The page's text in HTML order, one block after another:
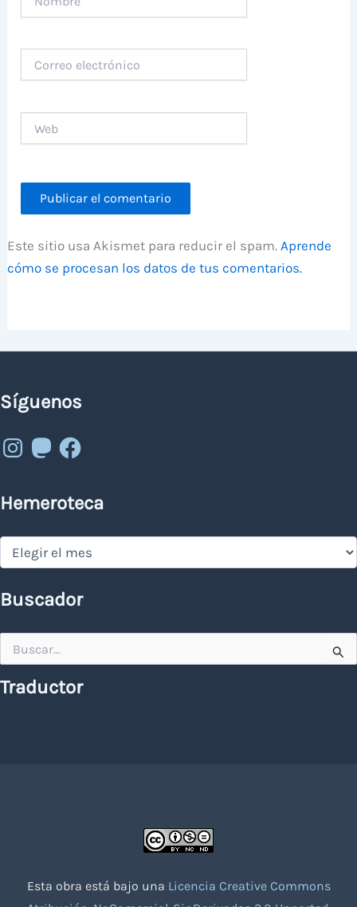
electrónico
Este sitio usa Akismet para reducir el spam.Aprende
cómo se procesan los datos de tus comentarios.
Síguenos
Instagram
MastodonFacebook
Hemeroteca
Hemeroteca
Buscador
por:
Traductor
Esta obra está bajo una Licencia Creative Commons